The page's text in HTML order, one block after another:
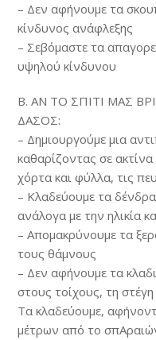
– Δεν αφήνουμε τα
κίνδυνος ανάφλεξης
– Σεβόμαστε τα
υψηλού κίνδυνου
Β. ΑΝ ΤΟ ΣΠΙΤΙ ΜΑΣ
ΔΑΣΟΣ:
– Δημιουργούμε μια
καθαρίζοντας σε
χόρτα και φύλλα, τις
– Κλαδεύουμε τα
ανάλογα με την ηλικία
– Απομακρύνουμε τα
τους θάμνους
– Δεν αφήνουμε τα
στους τοίχους, τη
Τα κλαδεύουμε,
μέτρων από το